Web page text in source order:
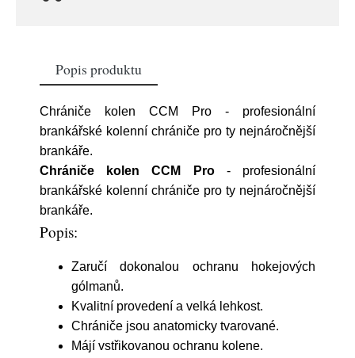
Popis produktu
Chrániče kolen CCM Pro - profesionální
brankářské kolenní chrániče pro ty nejnáročnější
brankáře.
Chrániče kolen CCM Pro- profesionální
brankářské kolenní chrániče pro ty nejnáročnější
brankáře.
Popis:
Zaručí dokonalou ochranu hokejových
gólmanů.
Kvalitní provedení a velká lehkost.
Chrániče jsou anatomicky tvarované.
Májí vstřikovanou ochranu kolene.